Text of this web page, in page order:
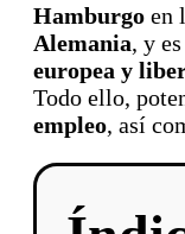
Hamburgo en
Alemania, y
europea y
Todo ello,
empleo, así